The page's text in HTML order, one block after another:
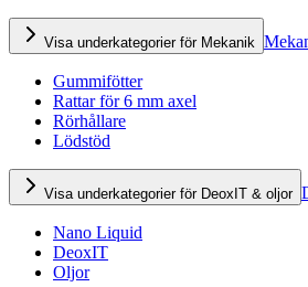
Visa underkategorier för Mekanik
Gummifötter
Rattar för 6 mm axel
Rörhållare
Lödstöd
Visa underkategorier för DeoxIT & oljor
Nano Liquid
DeoxIT
Oljor